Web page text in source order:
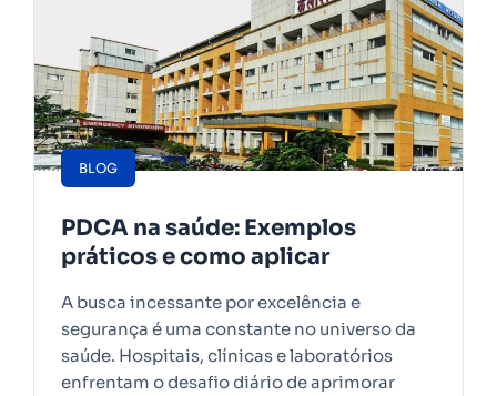
BLOG
PDCA na saúde: Exemplos
práticos e como aplicar
A busca incessante por excelência e
segurança é uma constante no universo da
saúde. Hospitais, clínicas e laboratórios
enfrentam o desafio diário de aprimorar